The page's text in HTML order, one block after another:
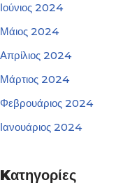
Ιούνιος 2024
Μάιος 2024
Απρίλιος 2024
Μάρτιος 2024
Φεβρουάριος 2024
Ιανουάριος 2024
Kατηγορίες